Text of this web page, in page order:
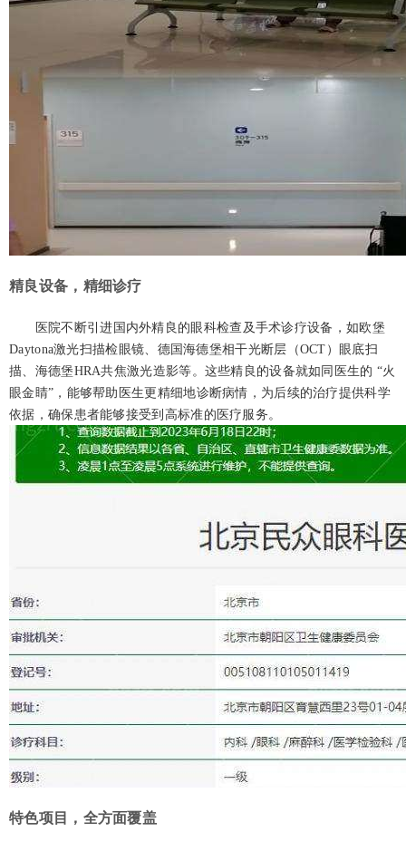
精良设备，精细诊疗
医院不断引进国内外精良的眼科检查及手术诊疗设备，如欧堡
Daytona激光扫描检眼镜、德国海德堡相干光断层（OCT）眼底扫
描、海德堡HRA共焦激光造影等。这些精良的设备就如同医生的 “火
眼金睛”，能够帮助医生更精细地诊断病情，为后续的治疗提供科学
依据，确保患者能够接受到高标准的医疗服务。
特色项目，全方面覆盖